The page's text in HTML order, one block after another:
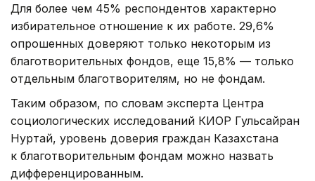
Для более чем 45% респондентов характерно
избирательное отношение к их работе. 29,6%
опрошенных доверяют только некоторым из
благотворительных фондов, еще 15,8% — только
отдельным благотворителям, но не фондам.
Таким образом, по словам эксперта Центра
социологических исследований КИОР Гульсайран
Нуртай, уровень доверия граждан Казахстана
к благотворительным фондам можно назвать
дифференцированным.